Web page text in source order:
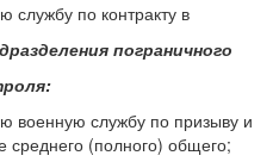
службу по контракту в
пограничного
военную службу по призыву и
(полного) общего;